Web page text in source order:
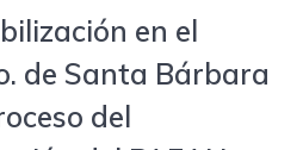
en el
de Santa Bárbara
del